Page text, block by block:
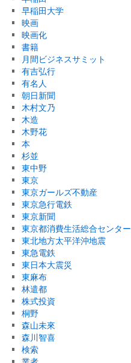
早稲田大学
映画
映画化
書籍
月間ビジネスサミット
有吉弘行
有名人
朝日新聞
木村文乃
木造
木野花
本
杉並
東中野
東京
東京ガールズ不動産
東京急行電鉄
東京新聞
東京都消費生活総合センター
東北地方太平洋沖地震
東急電鉄
東日本大震災
東麻布
林遣都
株式投資
桐野
森山未來
森川智喜
検索